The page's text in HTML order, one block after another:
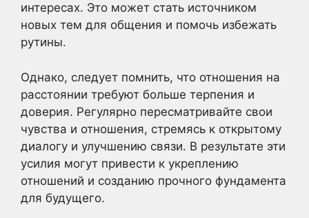
интересах. Это может стать источником
новых тем для общения и помочь избежать
рутины.
Однако, следует помнить, что отношения на
расстоянии требуют больше терпения и
доверия. Регулярно пересматривайте свои
чувства и отношения, стремясь к открытому
диалогу и улучшению связи. В результате эти
усилия могут привести к укреплению
отношений и созданию прочного фундамента
для будущего.